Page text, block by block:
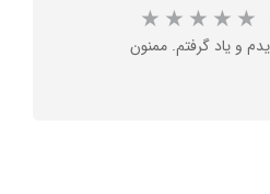
و یاد گرفتم. ممنون